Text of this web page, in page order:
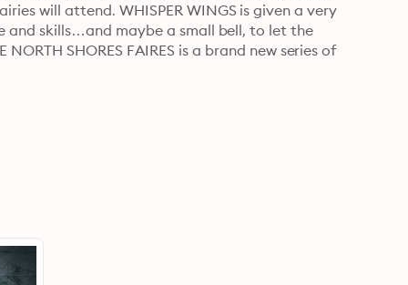
will attend. WHISPER WINGS is given a very
skills…and maybe a small bell, to let the
SHORES FAIRES is a brand new series of